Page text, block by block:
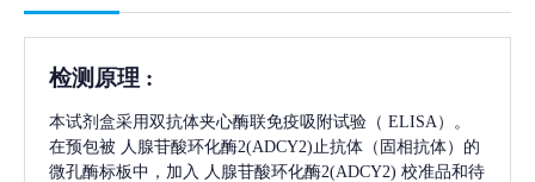
检测原理 :
本试剂盒采用双抗体夹心酶联免疫吸附试验（ ELISA）。
在预包被 人腺苷酸环化酶2(ADCY2) 止抗体（固相抗体）的
微孔酶标板中，加入
人腺苷酸环化酶2(ADCY2) 校准品和待